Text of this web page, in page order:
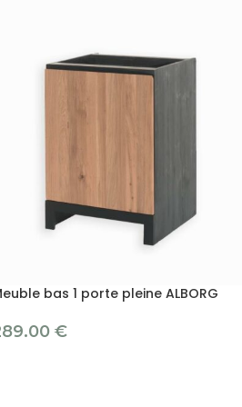
bas 1 porte pleine ALBORG
€